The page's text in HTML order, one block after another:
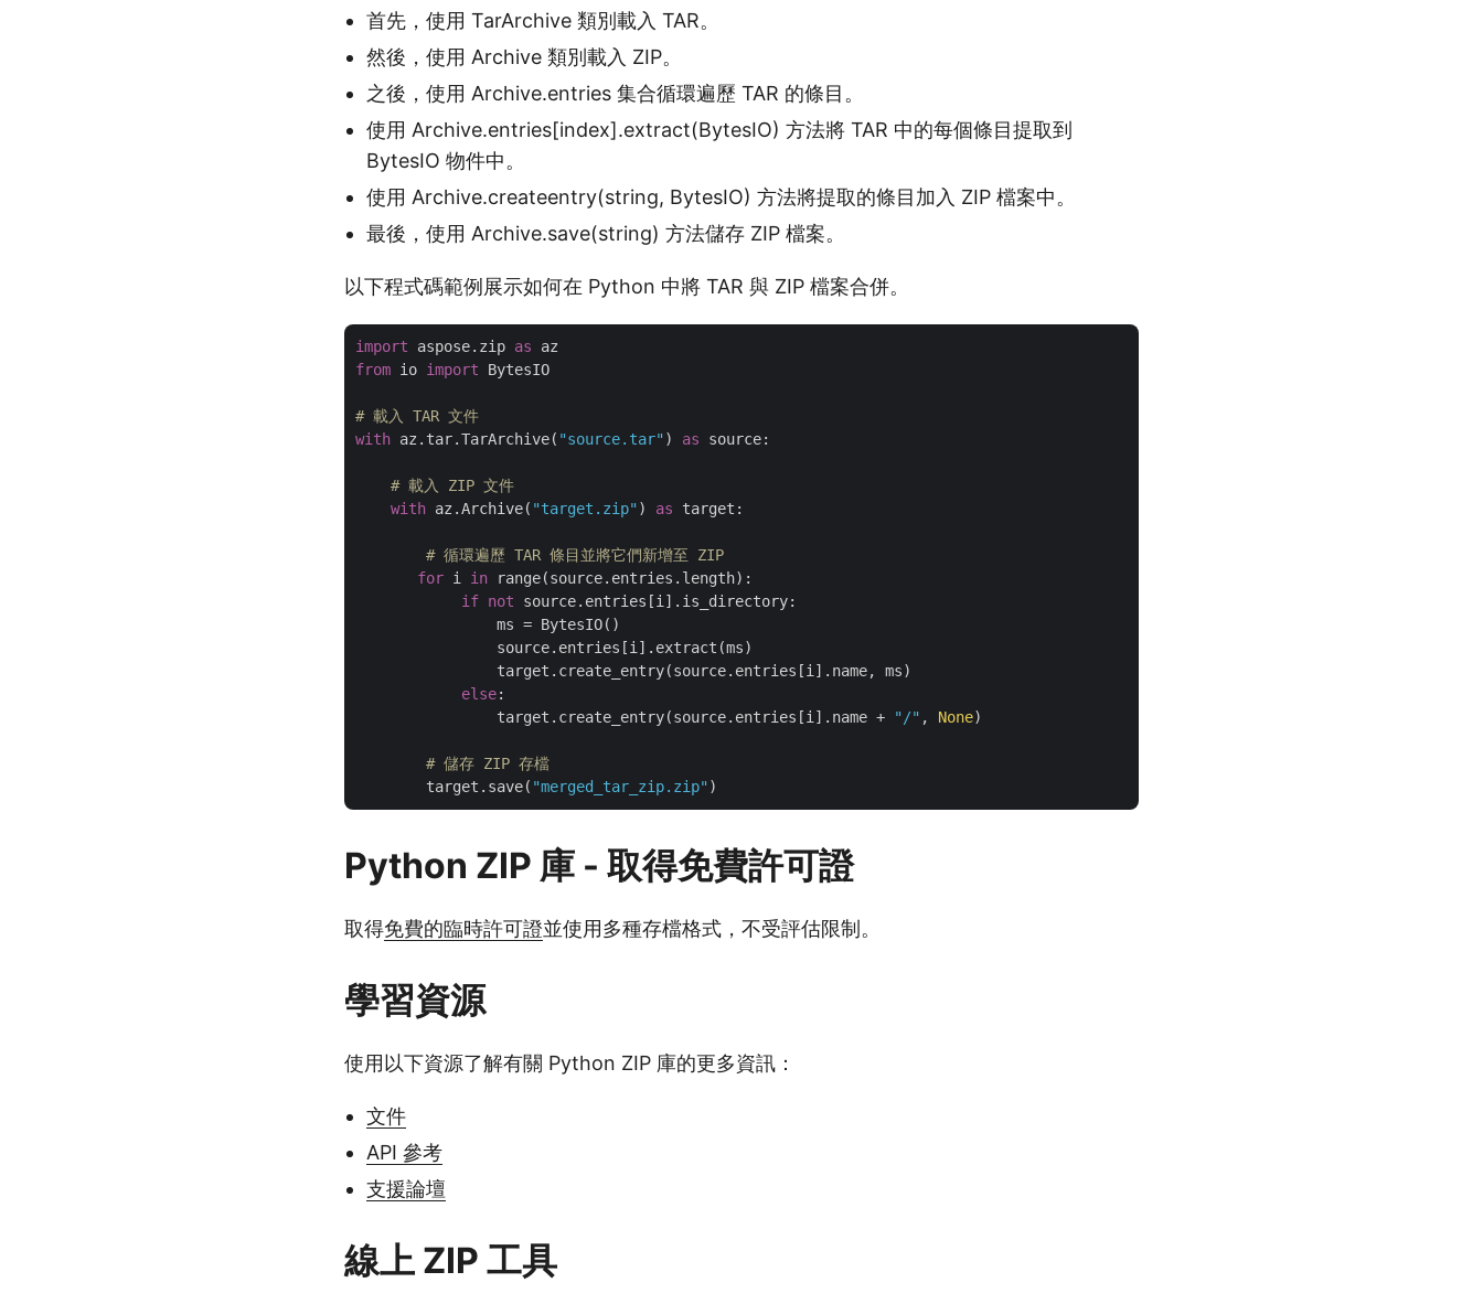
首先，使用 TarArchive 類別載入 TAR。
然後，使用 Archive 類別載入 ZIP。
之後，使用 Archive.entries 集合循環遍歷 TAR 的條目。
使用 Archive.entries[index].extract(BytesIO) 方法將 TAR 中的每個條目提取到
BytesIO 物件中。
使用 Archive.createentry(string, BytesIO) 方法將提取的條目加入 ZIP 檔案中。
最後，使用 Archive.save(string) 方法儲存 ZIP 檔案。
以下程式碼範例展示如何在 Python 中將 TAR 與 ZIP 檔案合併。
import aspose.zip as
from io import BytesIO
# 載入 TAR 文件
with az.tar.TarArchive( "source.tar" ) as source:
# 載入 ZIP 文件
with az.Archive( "target.zip" ) as target:
# 循環遍歷 TAR 條目並將它們新增至 ZIP
for i in range(source.entries.length):
if not source.entries[i].is_directory:
                ms = BytesIO()
                source.entries[i].extract(ms)
                target.create_entry(source.entries[i].name, ms)
else:
                target.create_entry(source.entries[i].name +
"/" , None)
# 儲存 ZIP 存檔
        target.save(
"merged_tar_zip.zip"
Python ZIP 庫 - 取得免費許可證
取得免費的臨時許可證並使用多種存檔格式，不受評估限制。
學習資源
使用以下資源了解有關 Python ZIP 庫的更多資訊：
文件
API 參考
支援論壇
線上 ZIP 工具